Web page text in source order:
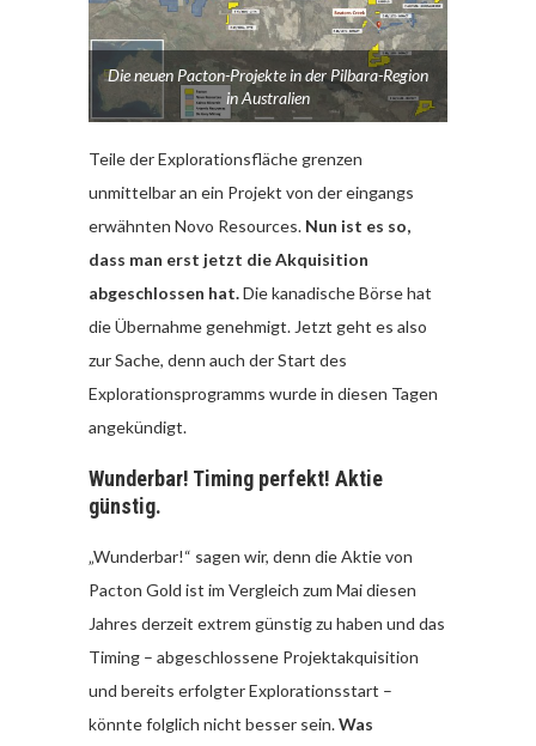
Die neuen Pacton-Projekte in der Pilbara-Region
in Australien
Teile der Explorationsfläche grenzen
unmittelbar an ein Projekt von der eingangs
erwähnten Novo Resources. Nun ist es so,
dass man erst jetzt die Akquisition
abgeschlossen hat.Die kanadische Börse hat
die Übernahme genehmigt. Jetzt geht es also
zur Sache, denn auch der Start des
Explorationsprogramms wurde in diesen Tagen
angekündigt.
Wunderbar! Timing perfekt! Aktie
günstig.
„Wunderbar!“ sagen wir, denn die Aktie von
Pacton Gold ist im Vergleich zum Mai diesen
Jahres derzeit extrem günstig zu haben und das
Timing – abgeschlossene Projektakquisition
und bereits erfolgter Explorationsstart –
könnte folglich nicht besser sein.Was